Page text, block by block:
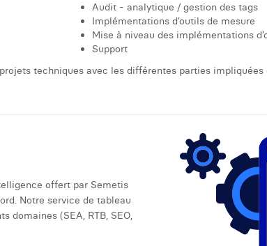
Audit - analytique / gestion des tags
Implémentations d’outils de mesure
Mise à niveau des implémentations
Support
techniques avec les différentes parties impliquées
offert par Semetis
Notre service de tableau
domaines (SEA, RTB, SEO,